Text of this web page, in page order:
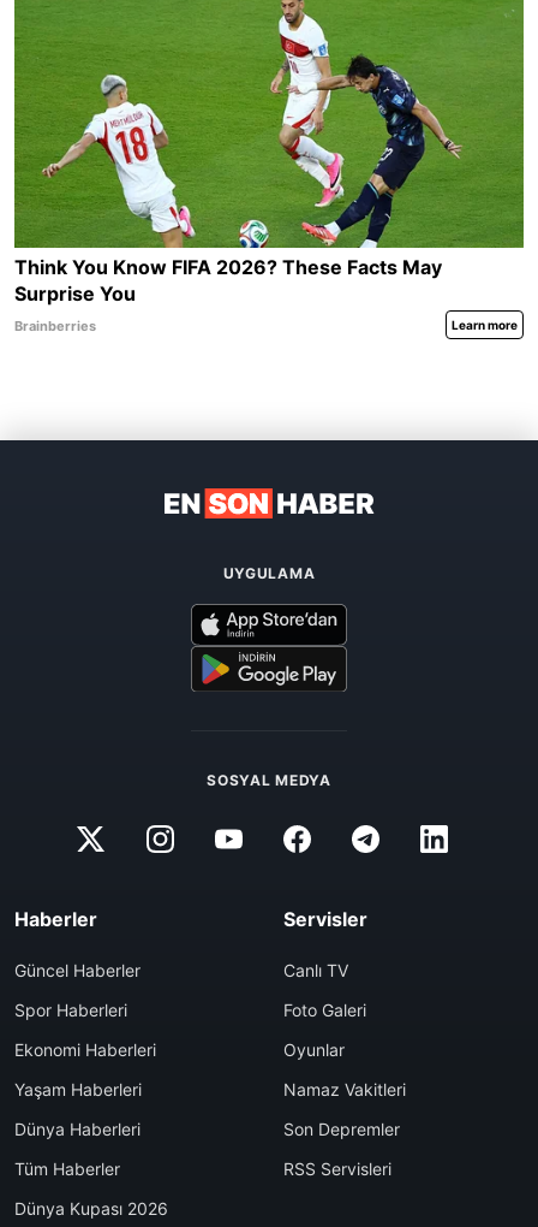
UYGULAMA
SOSYAL MEDYA
Haberler
Güncel Haberler
Spor Haberleri
Ekonomi Haberleri
Yaşam Haberleri
Dünya Haberleri
Tüm Haberler
Dünya Kupası 2026
Servisler
Canlı TV
Foto Galeri
Oyunlar
Namaz Vakitleri
Son Depremler
RSS Servisleri